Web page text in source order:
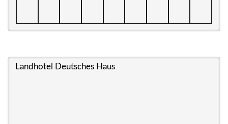
Landhotel Deutsches Haus